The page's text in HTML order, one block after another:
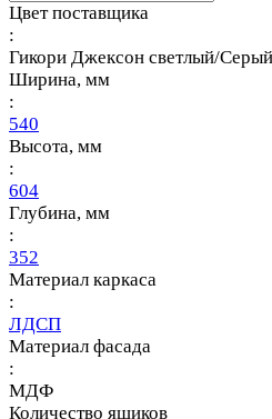
Цвет поставщика
:
Гикори Джексон светлый/
Ширина, мм
:
540
Высота, мм
:
604
Глубина, мм
:
352
Материал каркаса
:
ЛДСП
Материал фасада
:
МДФ
Количество ящиков